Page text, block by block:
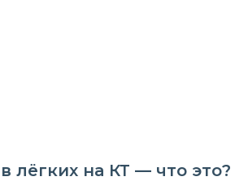
лёгких на КТ — что это?